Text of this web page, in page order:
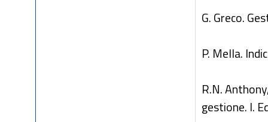
G. Greco.
P. Mella.
R.N.
gestione. I.